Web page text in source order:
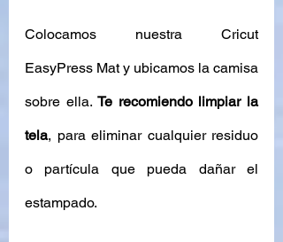
Colocamos nuestra Cricut
EasyPress Mat y ubicamos la camisa
sobre ella. Te recomiendo limpiar la
tela, para eliminar cualquier residuo
o partícula que pueda dañar el
estampado.